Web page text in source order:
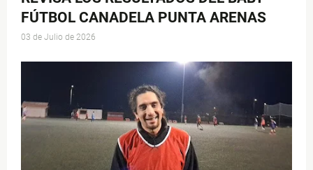
FÚTBOL CANADELA PUNTA ARENAS
03 de Julio de 2026